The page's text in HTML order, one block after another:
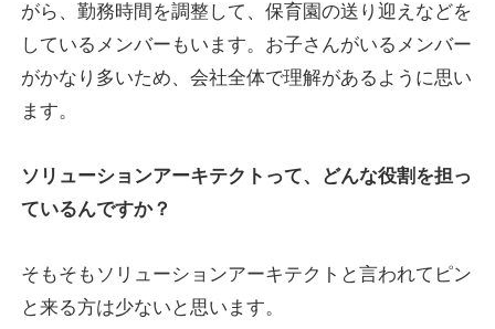
がら、勤務時間を調整して、保育園の送り迎えなどを
しているメンバーもいます。お子さんがいるメンバー
がかなり多いため、会社全体で理解があるように思い
ます。
ソリューションアーキテクトって、どんな役割を担っ
ているんですか？
そもそもソリューションアーキテクトと言われてピン
と来る方は少ないと思います。